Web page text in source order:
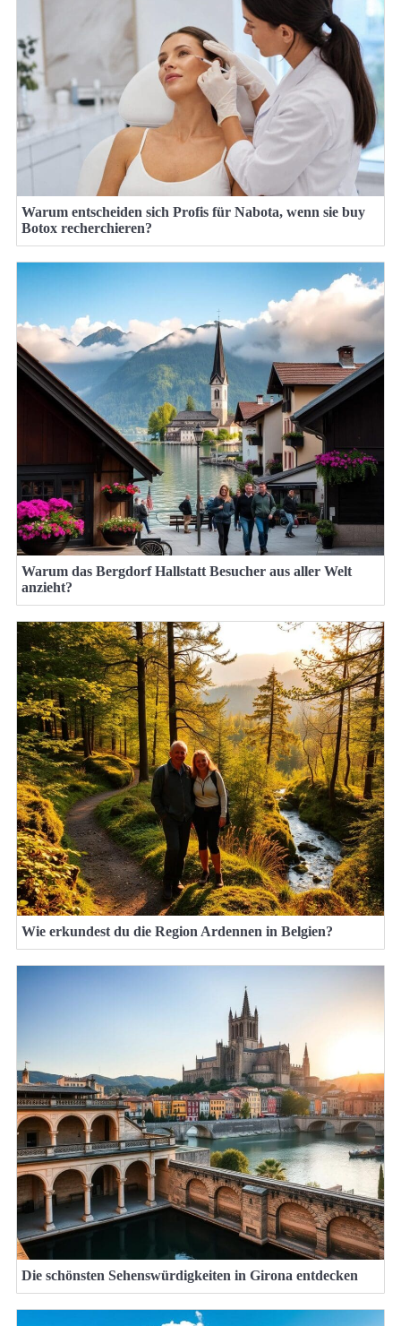
Warum entscheiden sich Profis für Nabota, wenn sie buy
Botox recherchieren?
Warum das Bergdorf Hallstatt Besucher aus aller Welt
anzieht?
Wie erkundest du die Region Ardennen in Belgien?
Die schönsten Sehenswürdigkeiten in Girona entdecken